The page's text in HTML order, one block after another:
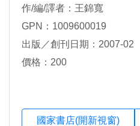
作/編/譯者：王錦寬
GPN：1009600019
出版／創刊日期：2007-02
價格：200
國家書店(開新視窗)